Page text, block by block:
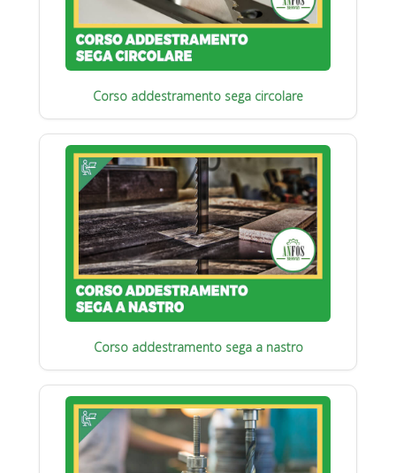
Corso addestramento sega circolare
Corso addestramento sega a nastro